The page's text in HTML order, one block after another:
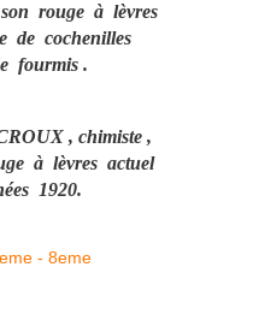
rouge à lèvres
de cochenilles
fourmis .
, chimiste ,
à lèvres actuel
1920.
- 8eme